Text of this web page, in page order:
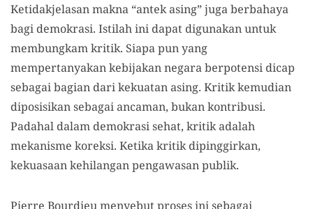
Ketidakjelasan makna “antek asing” juga berbahaya
bagi demokrasi. Istilah ini dapat digunakan untuk
membungkam kritik. Siapa pun yang
mempertanyakan kebijakan negara berpotensi dicap
sebagai bagian dari kekuatan asing. Kritik kemudian
diposisikan sebagai ancaman, bukan kontribusi.
Padahal dalam demokrasi sehat, kritik adalah
mekanisme koreksi. Ketika kritik dipinggirkan,
kekuasaan kehilangan pengawasan publik.
Pierre Bourdieu menyebut proses ini sebagai